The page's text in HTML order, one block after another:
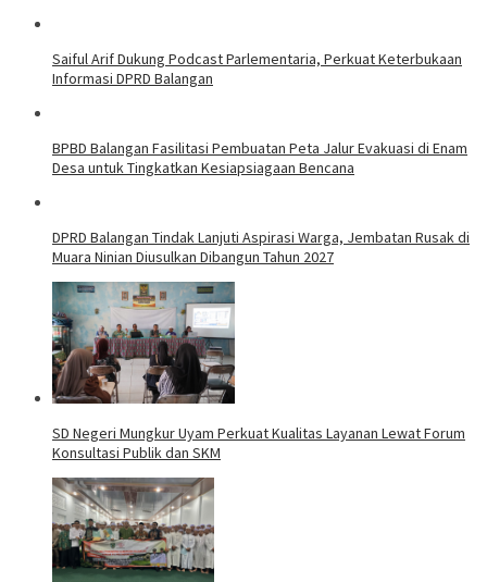
Saiful Arif Dukung Podcast Parlementaria, Perkuat Keterbukaan
Informasi DPRD Balangan
BPBD Balangan Fasilitasi Pembuatan Peta Jalur Evakuasi di Enam
Desa untuk Tingkatkan Kesiapsiagaan Bencana
DPRD Balangan Tindak Lanjuti Aspirasi Warga, Jembatan Rusak di
Muara Ninian Diusulkan Dibangun Tahun 2027
SD Negeri Mungkur Uyam Perkuat Kualitas Layanan Lewat Forum
Konsultasi Publik dan SKM